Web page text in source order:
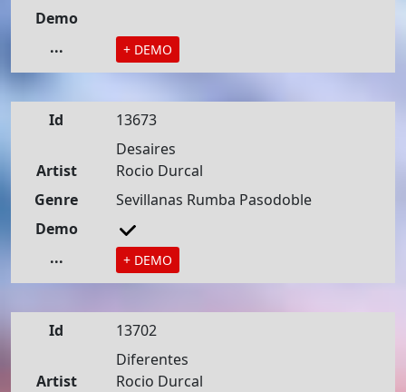
Demo
...
+ DEMO
Id
13673
Desaires
Artist
Rocio Durcal
Genre
Sevillanas Rumba Pasodoble
Demo
...
+ DEMO
Id
13702
Diferentes
Artist
Rocio Durcal